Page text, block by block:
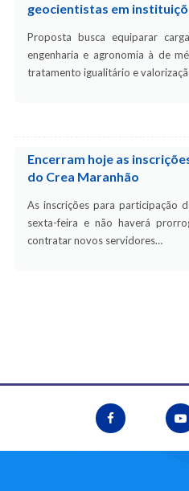
geocientistas em
Proposta busca equiparar
engenharia e agronomia à de
tratamento igualitário e
Encerram hoje as
do Crea Maranhão
As inscrições para participação
sexta-feira e não haverá
contratar novos servidores…